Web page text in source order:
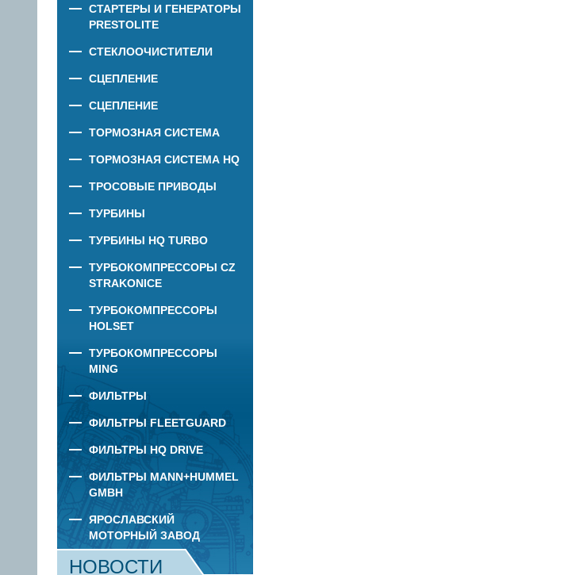
СТАРТЕРЫ И ГЕНЕРАТОРЫ
PRESTOLITE
СТЕКЛООЧИСТИТЕЛИ
СЦЕПЛЕНИЕ
СЦЕПЛЕНИЕ
ТОРМОЗНАЯ СИСТЕМА
ТОРМОЗНАЯ СИСТЕМА HQ
ТРОСОВЫЕ ПРИВОДЫ
ТУРБИНЫ
ТУРБИНЫ HQ TURBO
ТУРБОКОМПРЕССОРЫ CZ
STRAKONICE
ТУРБОКОМПРЕССОРЫ
HOLSET
ТУРБОКОМПРЕССОРЫ
MING
ФИЛЬТРЫ
ФИЛЬТРЫ FLEETGUARD
ФИЛЬТРЫ HQ DRIVE
ФИЛЬТРЫ MANN+HUMMEL
GMBH
ЯРОСЛАВСКИЙ
МОТОРНЫЙ ЗАВОД
НОВОСТИ